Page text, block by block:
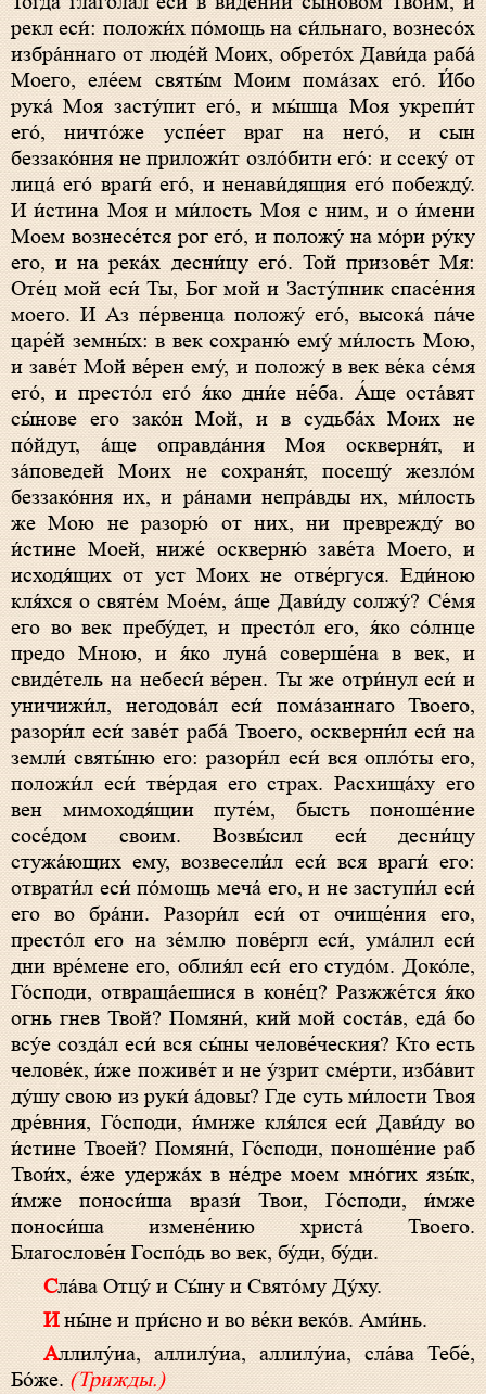
рекл еси́: положи́х по́мощь на си́льнаго, вознесо́х
избра́ннаго от люде́й Моих, обрето́х Дави́да раба́
Моего, еле́ем святы́м Моим пома́зах его́. И́бо
рука́ Моя засту́пит его́, и мы́шца Моя укрепи́т
его́, ничто́же успе́ет враг на него́, и сын
беззако́ния не приложи́т озло́бити его́: и ссеку́ от
лица́ его́ враги́ его́, и ненави́дящия его́ побежду́.
И и́стина Моя и ми́лость Моя с ним, и о и́мени
Моем вознесе́тся рог его́, и положу́ на мо́ри ру́ку
его, и на река́х десни́цу его́. Той призове́т Мя:
Оте́ц мой еси́ Ты, Бог мой и Засту́пник спасе́ния
моего. И Аз пе́рвенца положу́ его́, высока́ па́че
царе́й земны́х: в век сохраню́ ему́ ми́лость Мою,
и заве́т Мой ве́рен ему́, и положу́ в век ве́ка се́мя
его́, и престо́л его́ я́ко дни́е не́ба. А́ще оста́вят
сы́нове его зако́н Мой, и в судьба́х Моих не
по́йдут, а́ще оправда́ния Моя оскверня́т, и
за́поведей Моих не сохраня́т, посещу́ жезло́м
беззако́ния их, и ра́нами непра́вды их, ми́лость
же Мою не разорю́ от них, ни преврежду́ во
и́стине Моей, ниже́ оскверню́ заве́та Моего, и
исходя́щих от уст Моих не отве́ргуся. Еди́ною
кля́хся о святе́м Мое́м, а́ще Дави́ду солжу́? Се́мя
его во век пребу́дет, и престо́л его, я́ко со́лнце
предо Мною, и я́ко луна́ соверше́на в век, и
свиде́тель на небеси́ ве́рен. Ты же отри́нул еси́ и
уничижи́л, негодова́л еси́ пома́заннаго Твоего,
разори́л еси́ заве́т раба́ Твоего, оскверни́л еси́ на
земли́ святы́ню его: разори́л еси́ вся опло́ты его,
положи́л еси́ тве́рдая его страх. Расхища́ху его
вен мимоходя́щии путе́м, бысть поноше́ние
сосе́дом своим. Возвы́сил еси́ десни́цу
стужа́ющих ему, возвесели́л еси́ вся враги́ его:
отврати́л еси́ по́мощь меча́ его, и не заступи́л еси́
его во бра́ни. Разори́л еси́ от очище́ния его,
престо́л его на зе́млю пове́ргл еси́, ума́лил еси́
дни вре́мене его, облия́л еси́ его студо́м. Доко́ле,
Го́споди, отвраща́ешися в коне́ц? Разжже́тся я́ко
огнь гнев Твой? Помяни́, кий мой соста́в, еда́ бо
всу́е созда́л еси́ вся сы́ны челове́ческия? Кто есть
челове́к, и́же поживе́т и не у́зрит сме́рти, изба́вит
ду́шу свою из руки́ а́довы? Где суть ми́лости Твоя
дре́вния, Го́споди, и́миже кля́лся еси́ Дави́ду во
и́стине Твоей? Помяни́, Го́споди, поноше́ние раб
Твои́х, е́же удержа́х в не́дре моем мно́гих язы́к,
и́мже поноси́ша врази́ Твои, Го́споди, и́мже
поноси́ша измене́нию христа́ Твоего.
Благослове́н Госпо́дь во век, бу́ди, бу́ди.
Сла́ва Отцу́ и Сы́ну и Свято́му Ду́ху.
И ны́не и при́сно и во ве́ки веко́в. Ами́нь.
Аллилу́иа, аллилу́иа, аллилу́иа, сла́ва Тебе́,
Бо́же.(Трижды.)